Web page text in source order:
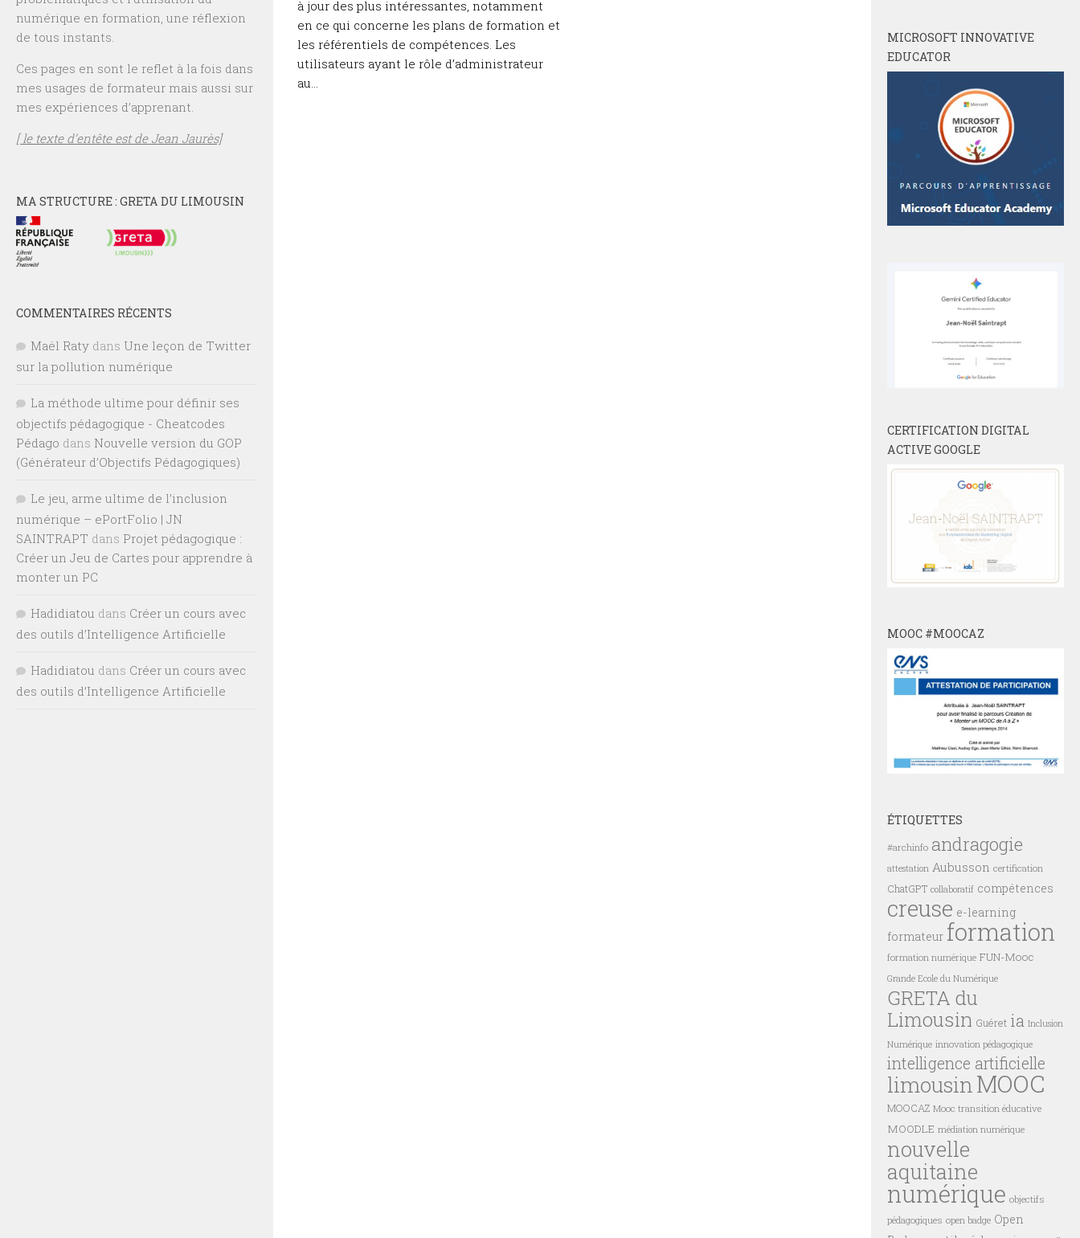
à jour des plus intéressantes, notamment
en ce qui concerne les plans de formation et
les référentiels de compétences. Les
utilisateurs ayant le rôle d’administrateur
au...
numérique en formation, une réflexion
de tous instants.
Ces pages en sont le reflet à la fois dans
mes usages de formateur mais aussi sur
mes expériences d’apprenant.
[ le texte d’entête est de Jean Jaurès]
MA STRUCTURE : GRETA DU LIMOUSIN
COMMENTAIRES RÉCENTS
Maël Raty dans Une leçon de Twitter
sur la pollution numérique
La méthode ultime pour définir ses
objectifs pédagogique - Cheatcodes
Pédago dans Nouvelle version du GOP
(Générateur d’Objectifs Pédagogiques)
Le jeu, arme ultime de l’inclusion
numérique – ePortFolio | JN
SAINTRAPT dans Projet pédagogique :
Créer un Jeu de Cartes pour apprendre à
monter un PC
Hadidiatou dans Créer un cours avec
des outils d’Intelligence Artificielle
Hadidiatou dans Créer un cours avec
des outils d’Intelligence Artificielle
MICROSOFT INNOVATIVE
EDUCATOR
CERTIFICATION DIGITAL
ACTIVE GOOGLE
MOOC #MOOCAZ
ÉTIQUETTES
#archinfo andragogie
attestation Aubusson certification
ChatGPT collaboratif compétences
creuse e-learning
formateur formation
formation numérique FUN-Mooc
Grande Ecole du Numérique
GRETA du
Limousin Guéret ia Inclusion
Numérique innovation pédagogique
intelligence artificielle
limousin MOOC
MOOCAZ Mooc transition éducative
MOODLE médiation numérique
nouvelle
aquitaine
numérique objectifs
pédagogiques open badge Open